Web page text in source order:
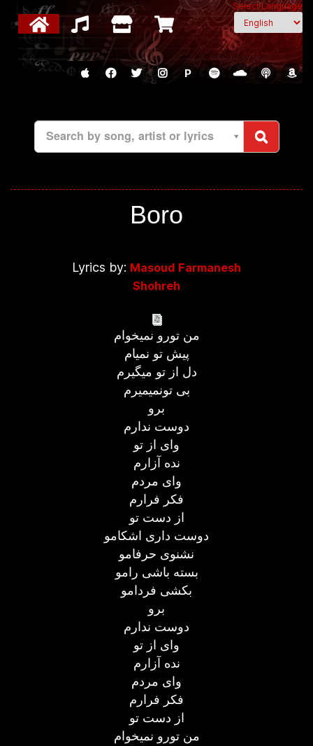
Select Language
P
Search by song, artist or lyrics
Boro
Lyrics by: Masoud Farmanesh
Shohreh
من تورو نمیخوام
پیش تو نمیام
دل از تو میگیرم
بی تونمیمیرم
برو
دوست ندارم
وای از تو
نده آزارم
وای مردم
فکر فرارم
از دست تو
دوست داری اشکامو
نشنوی حرفامو
بسته باشی رامو
بکشی فردامو
برو
دوست ندارم
وای از تو
نده آزارم
وای مردم
فکر فرارم
از دست تو
من تورو نمیخوام